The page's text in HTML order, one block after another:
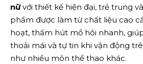
nữvới thiết kế hiện đại, trẻ trung
phẩm được làm từ chất liệu cao
hoạt, thấm hút mồ hôi nhanh,
thoải mái và tự tin khi vận động
như nhiều môn thể thao khác.